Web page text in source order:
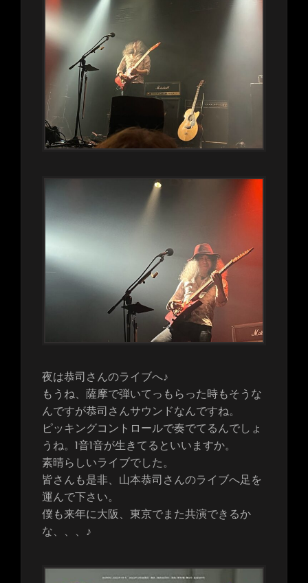
夜は恭司さんのライブへ♪
もうね、薩摩で弾いてっもらった時もそうな
んですが恭司さんサウンドなんですね。
ピッキングコントロールで奏でてるんでしょ
うね。1音1音が生きてるといいますか。
素晴らしいライブでした。
皆さんも是非、山本恭司さんのライブへ足を
運んで下さい。
僕も来年に大阪、東京でまた共演できるか
な、、、♪